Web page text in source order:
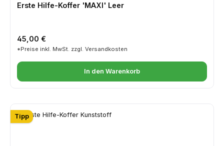
Erste Hilfe-Koffer 'MAXI' Leer
Regulärer Preis:
45,00 €
*Preise inkl. MwSt. zzgl. Versandkosten
In den Warenkorb
Tipp